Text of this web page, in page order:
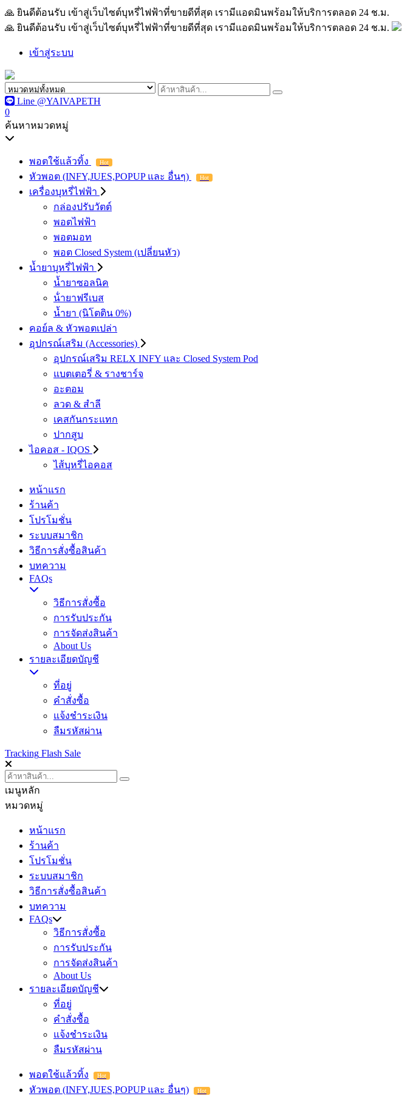
🙏 ยินดีต้อนรับ เข้าสู่เว็บไซต์บุหรี่ไฟฟ้าที่ขายดีที่สุด เรามีแอดมินพร้อมให้บริการตลอด 24 ช.ม.
🙏 ยินดีต้อนรับ เข้าสู่เว็บไซต์บุหรี่ไฟฟ้าที่ขายดีที่สุด เรามีแอดมินพร้อมให้บริการตลอด 24 ช.ม.
เข้าสู่ระบบ
Line @YAIVAPETH
0
ค้นหาหมวดหมู่
พอตใช้แล้วทิ้ง Hot
หัวพอต (INFY,JUES,POPUP และ อื่นๆ) Hot
เครื่องบุหรี่ไฟฟ้า
กล่องปรับวัตต์
พอตไฟฟ้า
พอตมอท
พอต Closed System (เปลี่ยนหัว)
น้ำยาบุหรี่ไฟฟ้า
น้ำยาซอลนิค
น้ํายาฟรีเบส
น้ำยา (นิโตติน 0%)
คอย์ล & หัวพอตเปล่า
อุปกรณ์เสริม (Accessories)
อุปกรณ์เสริม RELX INFY และ Closed System Pod
แบตเตอรี่ & รางชาร์จ
อะตอม
ลวด ​& สำลี
เคสกันกระแทก
ปากสูบ
ไอคอส - IQOS
ไส้บุหรี่ไอคอส
หน้าแรก
ร้านค้า
โปรโมชั่น
ระบบสมาชิก
วิธีการสั่งซื้อสินค้า
บทความ
FAQs
วิธีการสั่งซื้อ
การรับประกัน
การจัดส่งสินค้า
About Us
รายละเอียดบัญชี
ที่อยู่
คำสั่งซื้อ
แจ้งชำระเงิน
ลืมรหัสผ่าน
Tracking Flash Sale
เมนูหลัก
หมวดหมู่
หน้าแรก
ร้านค้า
โปรโมชั่น
ระบบสมาชิก
วิธีการสั่งซื้อสินค้า
บทความ
FAQs
วิธีการสั่งซื้อ
การรับประกัน
การจัดส่งสินค้า
About Us
รายละเอียดบัญชี
ที่อยู่
คำสั่งซื้อ
แจ้งชำระเงิน
ลืมรหัสผ่าน
พอตใช้แล้วทิ้ง Hot
หัวพอต (INFY,JUES,POPUP และ อื่นๆ) Hot